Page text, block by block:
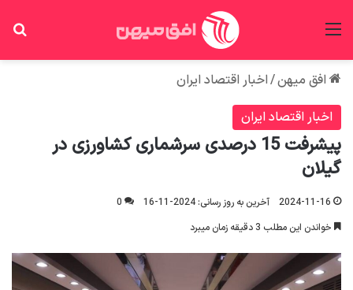
افق میهن/اخبار اقتصاد ایران
اخبار اقتصاد ایران
پیشرفت 15 درصدی سرشماری کشاورزی در
گیلان
2024-11-16 آخرین به روز رسانی: 2024-11-16
0
خواندن این مطلب 3 دقیقه زمان میبرد